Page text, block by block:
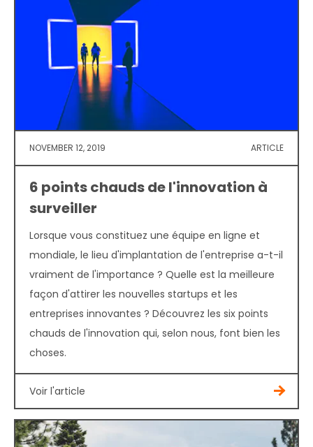
NOVEMBER 12, 2019 ARTICLE
6 points chauds de l'innovation à
surveiller
Lorsque vous constituez une équipe en ligne et
mondiale, le lieu d'implantation de l'entreprise a-t-il
vraiment de l'importance ? Quelle est la meilleure
façon d'attirer les nouvelles startups et les
entreprises innovantes ? Découvrez les six points
chauds de l'innovation qui, selon nous, font bien les
choses.
Voir l'article